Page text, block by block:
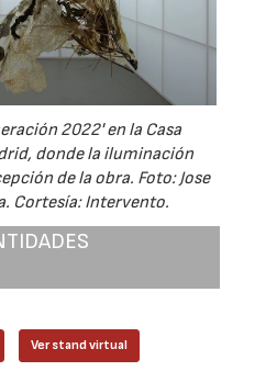
2022' en la Casa
donde la iluminación
de la obra. Foto: Jose
Cortesía: Intervento.
Ver stand virtual